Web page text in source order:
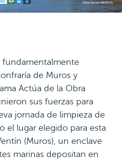
fundamentalmente
de Muros y
Actúa de la Obra
sus fuerzas para
jornada de limpieza de
el lugar elegido para esta
(Muros), un enclave
marinas depositan en